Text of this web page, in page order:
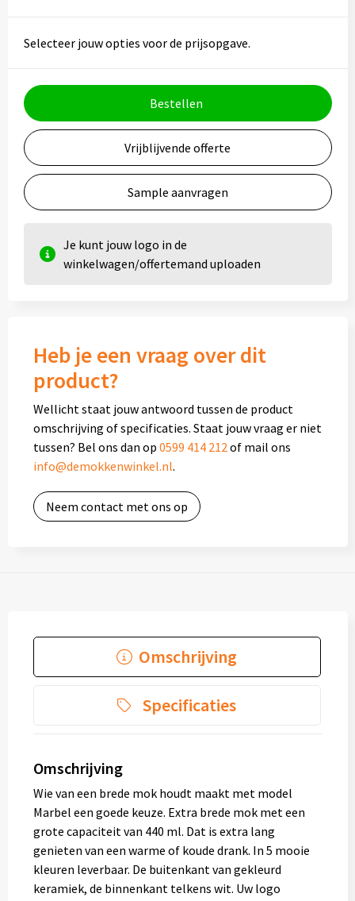
Selecteer jouw opties voor de prijsopgave.
Bestellen
Vrijblijvende offerte
Sample aanvragen
Je kunt jouw logo in de
winkelwagen/offertemand uploaden
Heb je een vraag over dit
product?
Wellicht staat jouw antwoord tussen de product
omschrijving of specificaties. Staat jouw vraag er niet
tussen? Bel ons dan op 0599 414 212of mail ons
info@demokkenwinkel.nl.
Neem contact met ons op
Omschrijving
Specificaties
Omschrijving
Wie van een brede mok houdt maakt met model
Marbel een goede keuze. Extra brede mok met een
grote capaciteit van 440 ml. Dat is extra lang
genieten van een warme of koude drank. In 5 mooie
kleuren leverbaar. De buitenkant van gekleurd
keramiek, de binnenkant telkens wit. Uw logo